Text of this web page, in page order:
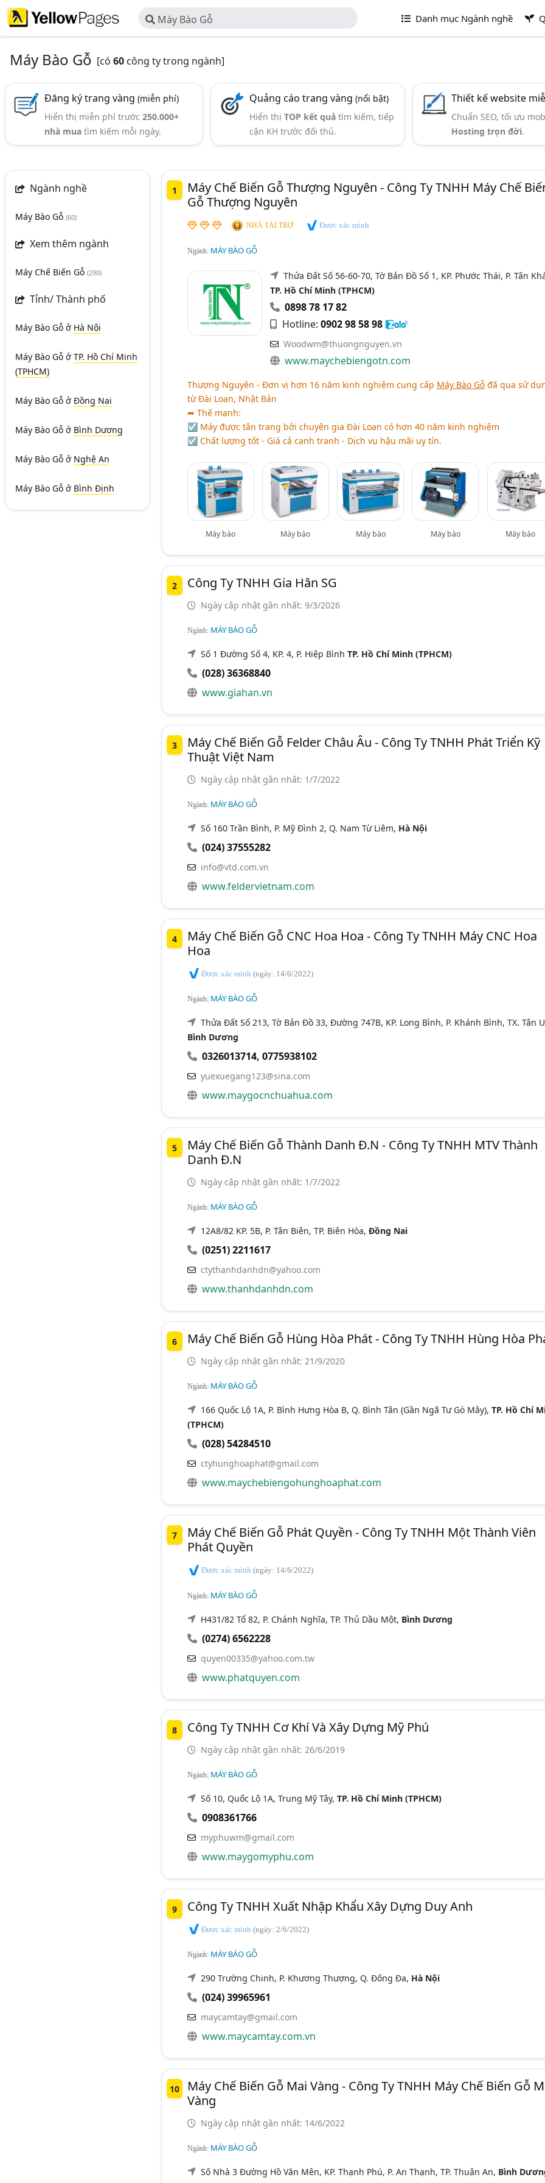
Máy Bào Gỗ Danh mục Ngành nghề
Máy Bào Gỗ [có 60 công ty trong ngành]
Đăng ký trang vàng(miễn phí)
Hiển thị miễn phí trước250.000+
nhà mua tìm kiếm mỗi ngày.
Quảng cáo trang vàng(nổi bật)
Hiển thịTOP kết quả tìm kiếm, tiếp
cận KH trước đối thủ.
Thiết kế website
Chuẩn SEO, tối ưu
Hosting trọn đời.
Ngành nghề
Máy Bào Gỗ (60)
Xem thêm ngành
Máy Chế Biến Gỗ (290)
Tỉnh/ Thành phố
Máy Bào Gỗ ở Hà Nội
Máy Bào Gỗ ở TP. Hồ Chí Minh
(TPHCM)
Máy Bào Gỗ ở Đồng Nai
Máy Bào Gỗ ở Bình Dương
Máy Bào Gỗ ở Nghệ An
Máy Bào Gỗ ở Bình Định
1
Máy Chế Biến Gỗ Thượng Nguyên - Công Ty TNHH Máy Chế
Gỗ Thượng Nguyên
NHÀ TÀI TRỢ Được xác minh
Ngành: MÁY BÀO GỖ
Thửa Đất Số 56-60-70, Tờ Bản Đồ Số 1, KP. Phước Thái, P. Tân
TP. Hồ Chí Minh (TPHCM)
0898 78 17 82
Hotline: 0902 98 58 98
Woodwm@thuongnguyen.vn
www.maychebiengotn.com
Thượng Nguyên - Đơn vị hơn 16 năm kinh nghiệm cung cấp Máy Bào Gỗđã qua sử
từ Đài Loan, Nhật Bản
➦ Thế mạnh:
☑ Máy được tân trang bởi chuyên gia Đài Loan có hơn 40 năm kinh nghiệm
☑ Chất lượng tốt - Giá cả cạnh tranh - Dịch vụ hậu mãi uy tín.
Máy bào Máy bào Máy bào Máy bào Máy bào
2 Công Ty TNHH Gia Hân SG
Ngày cập nhật gần nhất: 9/3/2026
Ngành: MÁY BÀO GỖ
Số 1 Đường Số 4, KP. 4, P. Hiệp Bình TP. Hồ Chí Minh (TPHCM)
(028) 36368840
www.giahan.vn
3
Máy Chế Biến Gỗ Felder Châu Âu - Công Ty TNHH Phát Triển Kỹ
Thuật Việt Nam
Ngày cập nhật gần nhất: 1/7/2022
Ngành: MÁY BÀO GỖ
Số 160 Trần Bình, P. Mỹ Đình 2, Q. Nam Từ Liêm, Hà Nội
(024) 37555282
info@vtd.com.vn
www.feldervietnam.com
4
Máy Chế Biến Gỗ CNC Hoa Hoa - Công Ty TNHH Máy CNC Hoa
Hoa
Được xác minh (ngày: 14/6/2022)
Ngành: MÁY BÀO GỖ
Thửa Đất Số 213, Tờ Bản Đồ 33, Đường 747B, KP. Long Bình, P. Khánh Bình, TX. Tân
Bình Dương
0326013714, 0775938102
yuexuegang123@sina.com
www.maygocnchuahua.com
5
Máy Chế Biến Gỗ Thành Danh Đ.N - Công Ty TNHH MTV Thành
Danh Đ.N
Ngày cập nhật gần nhất: 1/7/2022
Ngành: MÁY BÀO GỖ
12A8/82 KP. 5B, P. Tân Biên, TP. Biên Hòa, Đồng Nai
(0251) 2211617
ctythanhdanhdn@yahoo.com
www.thanhdanhdn.com
6 Máy Chế Biến Gỗ Hùng Hòa Phát - Công Ty TNHH Hùng Hòa
Ngày cập nhật gần nhất: 21/9/2020
Ngành: MÁY BÀO GỖ
166 Quốc Lộ 1A, P. Bình Hưng Hòa B, Q. Bình Tân (Gần Ngã Tư Gò Mây), TP. Hồ Chí
(TPHCM)
(028) 54284510
ctyhunghoaphat@gmail.com
www.maychebiengohunghoaphat.com
7
Máy Chế Biến Gỗ Phát Quyền - Công Ty TNHH Một Thành Viên
Phát Quyền
Được xác minh (ngày: 14/6/2022)
Ngành: MÁY BÀO GỖ
H431/82 Tổ 82, P. Chánh Nghĩa, TP. Thủ Dầu Một, Bình Dương
(0274) 6562228
quyen00335@yahoo.com.tw
www.phatquyen.com
8 Công Ty TNHH Cơ Khí Và Xây Dựng Mỹ Phú
Ngày cập nhật gần nhất: 26/6/2019
Ngành: MÁY BÀO GỖ
Số 10, Quốc Lộ 1A, Trung Mỹ Tây, TP. Hồ Chí Minh (TPHCM)
0908361766
myphuwm@gmail.com
www.maygomyphu.com
9 Công Ty TNHH Xuất Nhập Khẩu Xây Dựng Duy Anh
Được xác minh (ngày: 2/6/2022)
Ngành: MÁY BÀO GỖ
290 Trường Chinh, P. Khương Thượng, Q. Đống Đa, Hà Nội
(024) 39965961
maycamtay@gmail.com
www.maycamtay.com.vn
10
Máy Chế Biến Gỗ Mai Vàng - Công Ty TNHH Máy Chế Biến Gỗ
Vàng
Ngày cập nhật gần nhất: 14/6/2022
Ngành: MÁY BÀO GỖ
Số Nhà 3 Đường Hồ Văn Mên, KP. Thạnh Phú, P. An Thạnh, TP. Thuận An, Bình